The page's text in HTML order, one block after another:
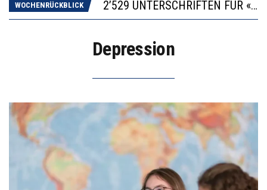
WOCHENRÜCKBLICK
ICH WILL MEHR EVIDENZ UND WILL WISSEN, WAS ALL DIE INVESTITIONEN BRINGEN
Depression